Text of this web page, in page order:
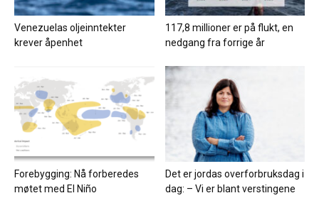
Venezuelas oljeinntekter
krever åpenhet
117,8 millioner er på flukt, en
nedgang fra forrige år
Forebygging: Nå forberedes
møtet med El Niño
Det er jordas overforbruksdag i
dag: – Vi er blant verstingene